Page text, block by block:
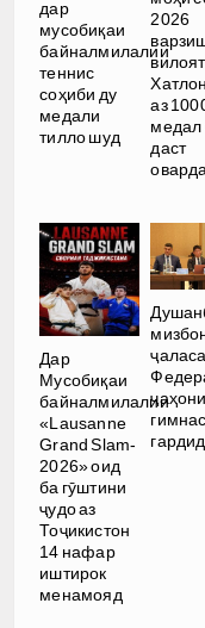
дар
мусобиқаи
байналмилалии
теннис
соҳиби ду
медали
тилло шуд
2026
аз
медал
даст
Дар
Мусобиқаи
байналмилалии
«Lausanne
Grand Slam-
2026» оид
ба гӯштини
ҷудо аз
Тоҷикистон
14 нафар
иштирок
менамояд
гардид